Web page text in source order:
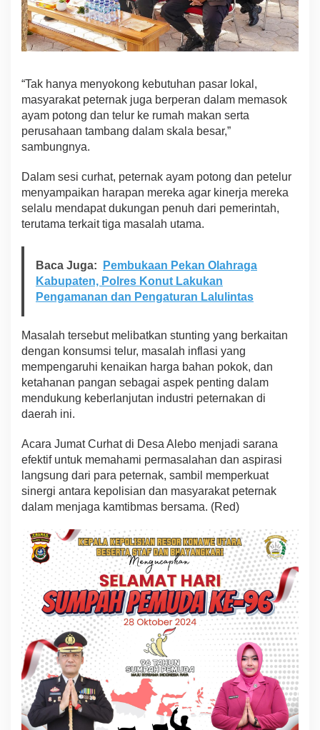
“Tak hanya menyokong kebutuhan pasar lokal,
masyarakat peternak juga berperan dalam memasok
ayam potong dan telur ke rumah makan serta
perusahaan tambang dalam skala besar,”
sambungnya.
Dalam sesi curhat, peternak ayam potong dan petelur
menyampaikan harapan mereka agar kinerja mereka
selalu mendapat dukungan penuh dari pemerintah,
terutama terkait tiga masalah utama.
Baca Juga:
Pembukaan Pekan Olahraga
Kabupaten, Polres Konut Lakukan
Pengamanan dan Pengaturan Lalulintas
Masalah tersebut melibatkan stunting yang berkaitan
dengan konsumsi telur, masalah inflasi yang
mempengaruhi kenaikan harga bahan pokok, dan
ketahanan pangan sebagai aspek penting dalam
mendukung keberlanjutan industri peternakan di
daerah ini.
Acara Jumat Curhat di Desa Alebo menjadi sarana
efektif untuk memahami permasalahan dan aspirasi
langsung dari para peternak, sambil memperkuat
sinergi antara kepolisian dan masyarakat peternak
dalam menjaga kamtibmas bersama. (Red)